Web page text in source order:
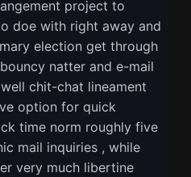
project to
doe with right away and
election get through
natter and e-mail
chit-chat lineament
option for quick
time norm roughly five
mail inquiries , while
very much libertine